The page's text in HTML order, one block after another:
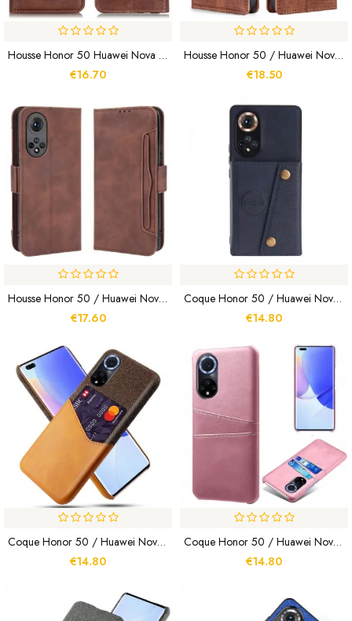
Housse Honor 50 Huawei Nova 9 Rabat Double
€16.70
Housse Honor 50 / Huawei Nova 9 Skin-Touch Crocodile
€18.50
Housse Honor 50 / Huawei Nova 9 Classe Première Multi-Cartes
€17.60
Coque Honor 50 / Huawei Nova 9 Portefeuille À Snap
€14.80
Coque Honor 50 / Huawei Nova 9 Porte-Carte KSQ
€14.80
Coque Honor 50 / Huawei Nova 9 Porte-Cartes KSQ
€14.80